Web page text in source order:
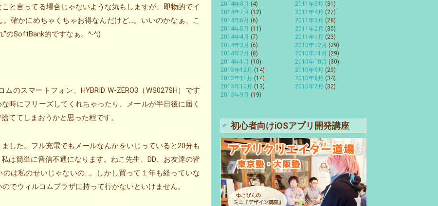
と言ってる場合じゃないような気もしますが、即物的でイ
確かにめちゃくちゃお得なんだけど…。いいのかなぁ、こ
”のSoftBank的ですなぁ。^-^;)
のスマートフォン、HYBRID W-ZERO3（WS027SH）です
時にフリーズしてくれちゃったり、メールが半日後に届く
ててしまおうかと思った程です。
した。フル充電でもメールなんかをいじっていると20分も
は簡単に音信不通になります。ねこ先生、DD、お友達の皆
は私のせいじゃないの…。しかし買って１年も経っていな
でウィルコムプラザに持って行かないといけません。
2014年8月 (4)
2014年7月 (12)
2014年6月 (6)
2014年5月 (11)
2014年4月 (7)
2014年3月 (6)
2014年2月 (8)
2014年1月 (10)
2013年12月 (14)
2013年11月 (14)
2013年10月 (13)
2013年9月 (19)
2011年5月 (31)
2011年4月 (27)
2011年3月 (28)
2011年2月 (30)
2011年1月 (23)
2010年12月 (29)
2010年11月 (29)
2010年10月 (30)
2010年9月 (29)
2010年8月 (34)
2010年7月 (32)
初心者向けiOSアプリ開発講座